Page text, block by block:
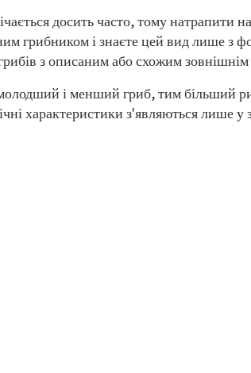
досить часто, тому натрапити
грибником і знаєте цей вид лише з
з описаним або схожим
і менший гриб, тим більший
характеристики з'являються лише у